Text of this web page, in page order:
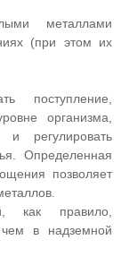
металлами
(при этом их
поступление,
организма,
регулировать
Определенная
позволяет
как правило,
в надземной